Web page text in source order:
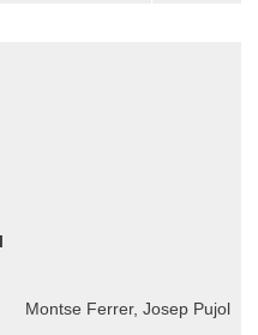
Montse Ferrer, Josep Pujol